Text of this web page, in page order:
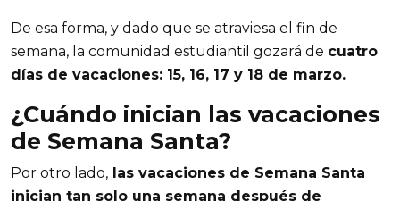
De esa forma, y dado que se atraviesa el fin de
semana, la comunidad estudiantil gozará de cuatro
días de vacaciones: 15, 16, 17 y 18 de marzo.
¿Cuándo inician las vacaciones
de Semana Santa?
Por otro lado, las vacaciones de Semana Santa
inician tan solo una semana después de